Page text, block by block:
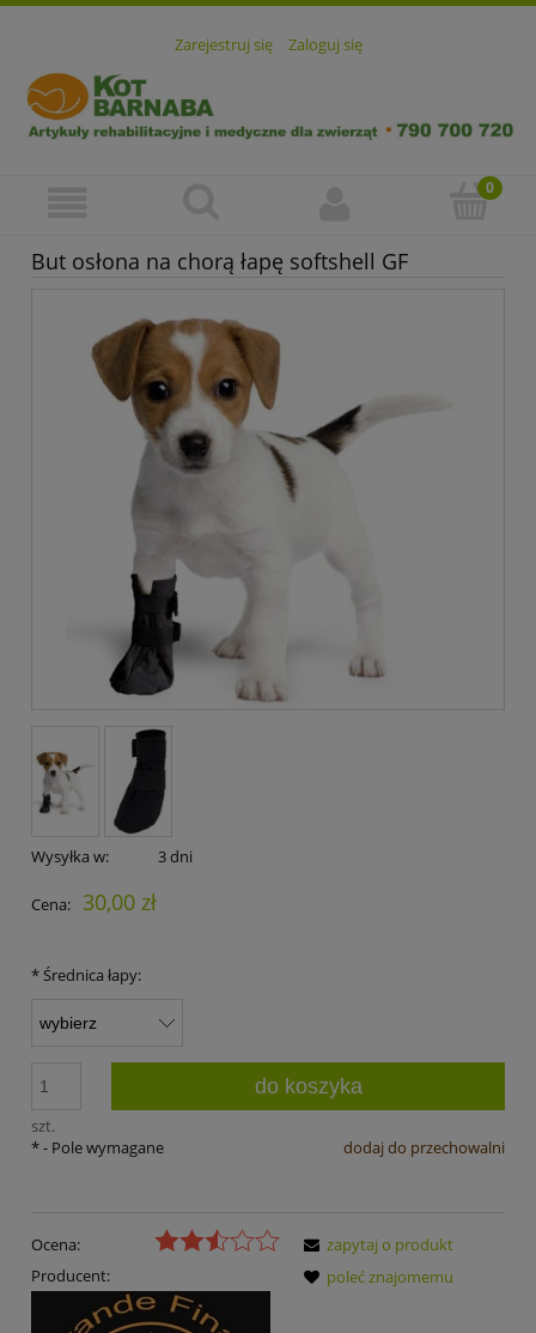
Zarejestruj się Zaloguj się
But osłona na chorą łapę softshell GF
Wysyłka w: 3 dni
Cena: 30,00 zł
*Średnica łapy:
szt.
do koszyka
dodaj do przechowalni
*- Pole wymagane
Ocena:
Producent:
zapytaj o produkt
poleć znajomemu